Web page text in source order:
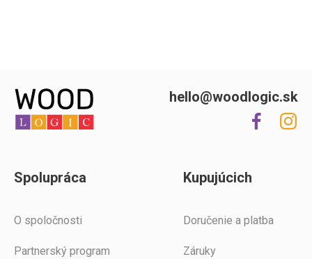
Spolupráca
O spoločnosti
Partnerský program
Kupujúcich
Doručenie a platba
Záruky
hello@woodlogic.sk